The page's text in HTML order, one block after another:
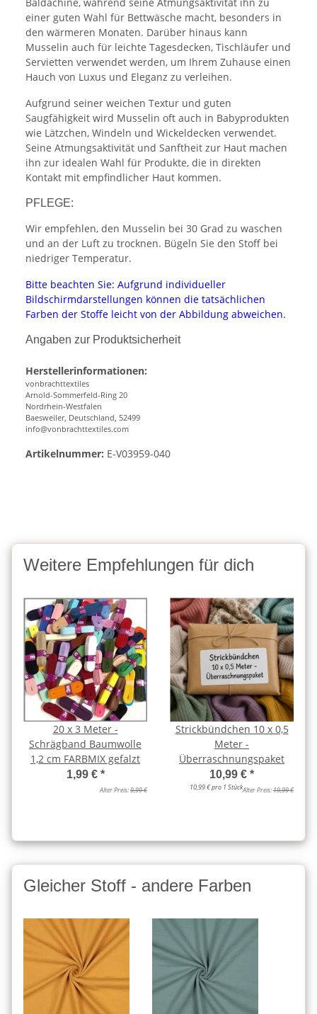
einer guten Wahl für Bettwäsche macht, besonders in
den wärmeren Monaten. Darüber hinaus kann
Musselin auch für leichte Tagesdecken, Tischläufer und
Servietten verwendet werden, um Ihrem Zuhause einen
Hauch von Luxus und Eleganz zu verleihen.
Aufgrund seiner weichen Textur und guten
Saugfähigkeit wird Musselin oft auch in Babyprodukten
wie Lätzchen, Windeln und Wickeldecken verwendet.
Seine Atmungsaktivität und Sanftheit zur Haut machen
ihn zur idealen Wahl für Produkte, die in direkten
Kontakt mit empfindlicher Haut kommen.
PFLEGE:
Wir empfehlen, den Musselin bei 30 Grad zu waschen
und an der Luft zu trocknen. Bügeln Sie den Stoff bei
niedriger Temperatur.
Bitte beachten Sie: Aufgrund individueller
Bildschirmdarstellungen können die tatsächlichen
Farben der Stoffe leicht von der Abbildung abweichen.
Angaben zur Produktsicherheit
Herstellerinformationen:
vonbrachttextiles
Arnold-Sommerfeld-Ring 20
Nordrhein-Westfalen
Baesweiler, Deutschland, 52499
info@vonbrachttextiles.com
Artikelnummer: E-V03959-040
Weitere Empfehlungen für dich
20 x 3 Meter -
Schrägband Baumwolle
1,2 cm FARBMIX gefalzt
1,99 € *
Alter Preis:9,99 €
Strickbündchen 10 x 0,5
Meter -
Überraschnungspaket
10,99 € *
10,99 € pro 1 StückAlter Preis:19,99 €
Gleicher Stoff - andere Farben